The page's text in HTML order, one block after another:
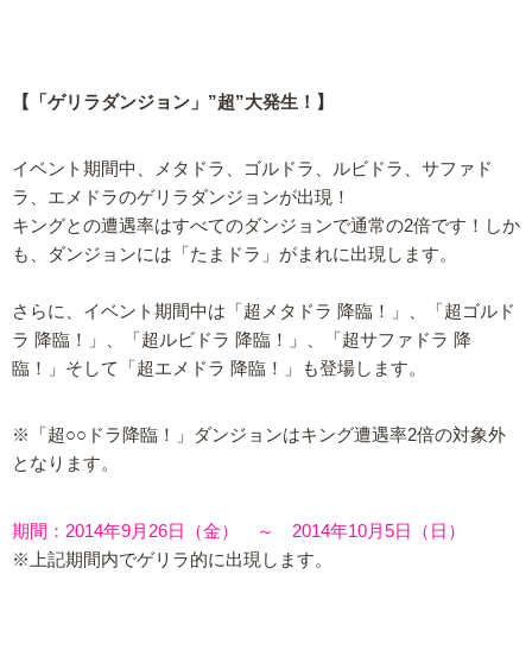
【「ゲリラダンジョン」”超”大発生！】
イベント期間中、メタドラ、ゴルドラ、ルビドラ、サファド
ラ、エメドラのゲリラダンジョンが出現！
キングとの遭遇率はすべてのダンジョンで通常の2倍です！しか
も、ダンジョンには「たまドラ」がまれに出現します。
さらに、イベント期間中は「超メタドラ 降臨！」、「超ゴルド
ラ 降臨！」、「超ルビドラ 降臨！」、「超サファドラ 降
臨！」そして「超エメドラ 降臨！」も登場します。
※「超○○ドラ降臨！」ダンジョンはキング遭遇率2倍の対象外
となります。
期間：2014年9月26日（金） ～ 2014年10月5日（日）
※上記期間内でゲリラ的に出現します。